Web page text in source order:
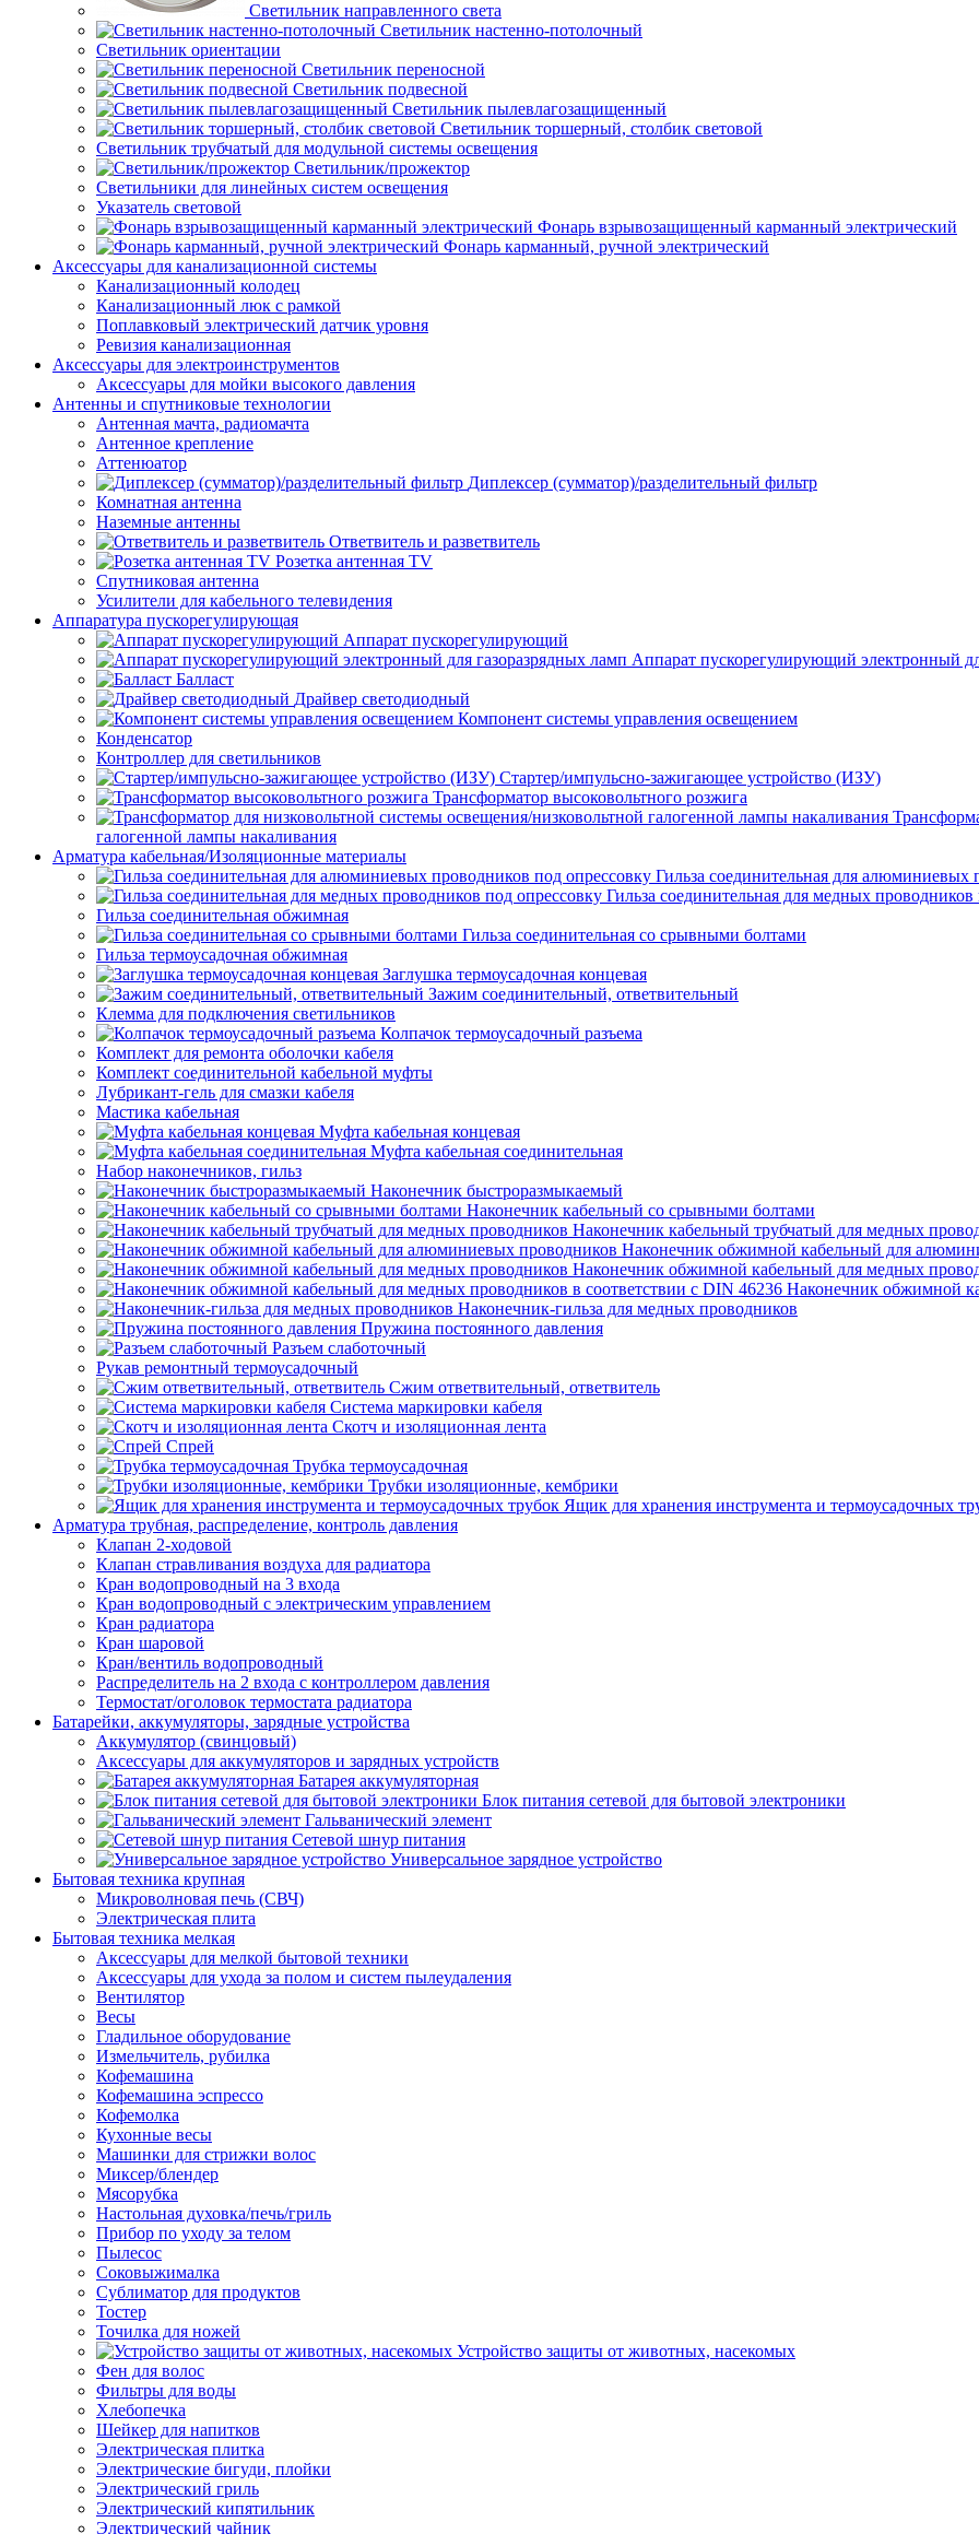
Светильник направленного света
Светильник настенно-потолочный
Светильник ориентации
Светильник переносной
Светильник подвесной
Светильник пылевлагозащищенный
Светильник торшерный, столбик световой
Светильник трубчатый для модульной системы освещения
Светильник/прожектор
Светильники для линейных систем освещения
Указатель световой
Фонарь взрывозащищенный карманный электрический
Фонарь карманный, ручной электрический
Аксессуары для канализационной системы
Канализационный колодец
Канализационный люк с рамкой
Поплавковый электрический датчик уровня
Ревизия канализационная
Аксессуары для электроинструментов
Аксессуары для мойки высокого давления
Антенны и спутниковые технологии
Антенная мачта, радиомачта
Антенное крепление
Аттенюатор
Диплексер (сумматор)/разделительный фильтр
Комнатная антенна
Наземные антенны
Ответвитель и разветвитель
Розетка антенная TV
Спутниковая антенна
Усилители для кабельного телевидения
Аппаратура пускорегулирующая
Аппарат пускорегулирующий
Аппарат пускорегулирующий электронный
Балласт
Драйвер светодиодный
Компонент системы управления освещением
Конденсатор
Контроллер для светильников
Стартер/импульсно-зажигающее устройство (ИЗУ)
Трансформатор высоковольтного розжига
галогенной лампы накаливания
Арматура кабельная/Изоляционные материалы
Гильза соединительная для алюминиевых
Гильза соединительная для медных проводников
Гильза соединительная обжимная
Гильза соединительная со срывными болтами
Гильза термоусадочная обжимная
Заглушка термоусадочная концевая
Зажим соединительный, ответвительный
Клемма для подключения светильников
Колпачок термоусадочный разъема
Комплект для ремонта оболочки кабеля
Комплект соединительной кабельной муфты
Лубрикант-гель для смазки кабеля
Мастика кабельная
Муфта кабельная концевая
Муфта кабельная соединительная
Набор наконечников, гильз
Наконечник быстроразмыкаемый
Наконечник кабельный со срывными болтами
Наконечник кабельный трубчатый для медных
Наконечник обжимной кабельный для
Наконечник обжимной кабельный для медных
Наконечник обжимной
Наконечник-гильза для медных проводников
Пружина постоянного давления
Разъем слаботочный
Рукав ремонтный термоусадочный
Сжим ответвительный, ответвитель
Система маркировки кабеля
Скотч и изоляционная лента
Спрей
Трубка термоусадочная
Трубки изоляционные, кембрики
Ящик для хранения инструмента и термоусадочных
Арматура трубная, распределение, контроль давления
Клапан 2-ходовой
Клапан стравливания воздуха для радиатора
Кран водопроводный на 3 входа
Кран водопроводный с электрическим управлением
Кран радиатора
Кран шаровой
Кран/вентиль водопроводный
Распределитель на 2 входа с контроллером давления
Термостат/оголовок термостата радиатора
Батарейки, аккумуляторы, зарядные устройства
Аккумулятор (свинцовый)
Аксессуары для аккумуляторов и зарядных устройств
Батарея аккумуляторная
Блок питания сетевой для бытовой электроники
Гальванический элемент
Сетевой шнур питания
Универсальное зарядное устройство
Бытовая техника крупная
Микроволновая печь (СВЧ)
Электрическая плита
Бытовая техника мелкая
Аксессуары для мелкой бытовой техники
Аксессуары для ухода за полом и систем пылеудаления
Вентилятор
Весы
Гладильное оборудование
Измельчитель, рубилка
Кофемашина
Кофемашина эспрессо
Кофемолка
Кухонные весы
Машинки для стрижки волос
Миксер/блендер
Мясорубка
Настольная духовка/печь/гриль
Прибор по уходу за телом
Пылесос
Соковыжималка
Сублиматор для продуктов
Тостер
Точилка для ножей
Устройство защиты от животных, насекомых
Фен для волос
Фильтры для воды
Хлебопечка
Шейкер для напитков
Электрическая плитка
Электрические бигуди, плойки
Электрический гриль
Электрический кипятильник
Электрический чайник